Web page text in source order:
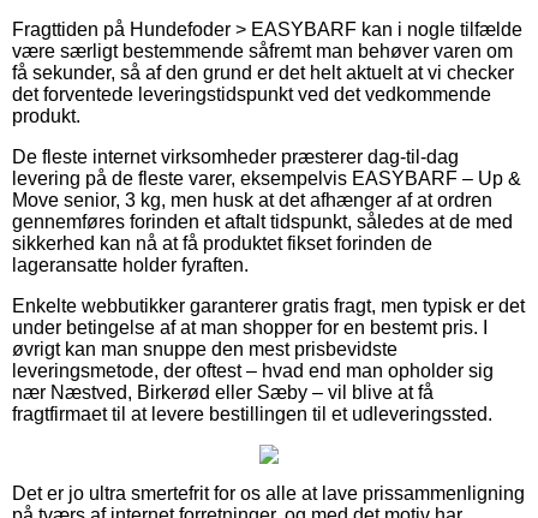
Fragttiden på Hundefoder > EASYBARF kan i nogle tilfælde
være særligt bestemmende såfremt man behøver varen om
få sekunder, så af den grund er det helt aktuelt at vi checker
det forventede leveringstidspunkt ved det vedkommende
produkt.
De fleste internet virksomheder præsterer dag-til-dag
levering på de fleste varer, eksempelvis EASYBARF – Up &
Move senior, 3 kg, men husk at det afhænger af at ordren
gennemføres forinden et aftalt tidspunkt, således at de med
sikkerhed kan nå at få produktet fikset forinden de
lageransatte holder fyraften.
Enkelte webbutikker garanterer gratis fragt, men typisk er det
under betingelse af at man shopper for en bestemt pris. I
øvrigt kan man snuppe den mest prisbevidste
leveringsmetode, der oftest – hvad end man opholder sig
nær Næstved, Birkerød eller Sæby – vil blive at få
fragtfirmaet til at levere bestillingen til et udleveringssted.
Det er jo ultra smertefrit for os alle at lave prissammenligning